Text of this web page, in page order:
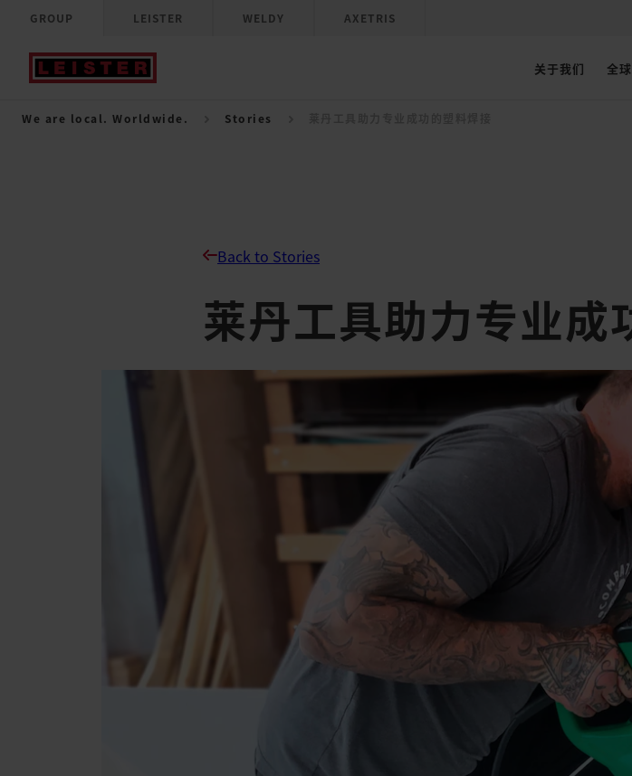
GROUP LEISTER WELDY AXETRIS
关于我们 全球
We are local. Worldwide. Stories
Back to Stories
莱丹工具助力专业成